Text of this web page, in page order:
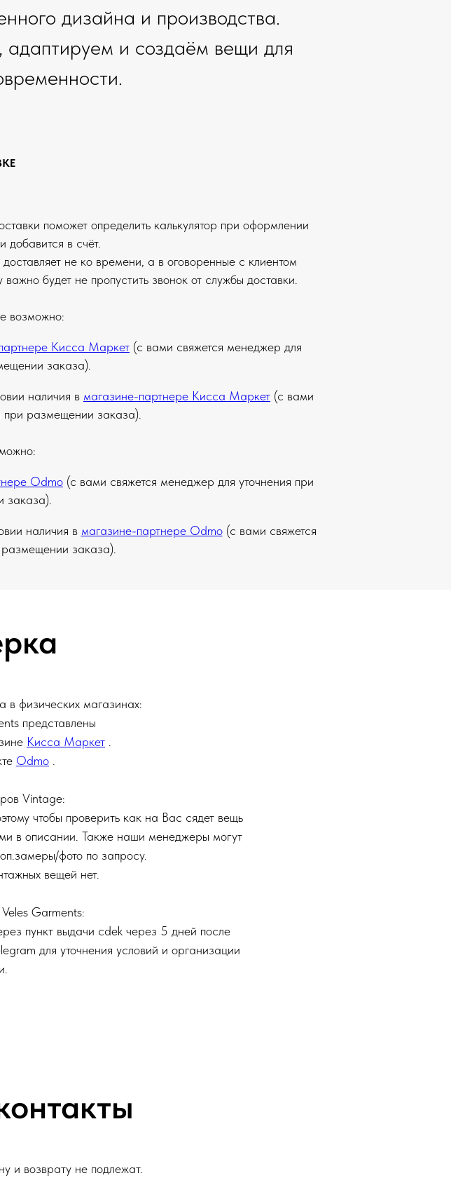
дизайна и производства.
адаптируем и создаём вещи для
поможет определить калькулятор при оформлении
добавится в счёт.
не ко времени, а в оговоренные с клиентом
будет не пропустить звонок от службы доставки.
возможно:
Кисса Маркет (с вами свяжется менеджер для
заказа).
наличия в магазине-партнере Кисса Маркет (с вами
при размещении заказа).
Odmo (с вами свяжется менеджер для уточнения при
заказа).
наличия в магазине-партнере Odmo(с вами свяжется
заказа).
физических магазинах:
представлены
Кисса Маркет
Odmo
Vintage:
чтобы проверить как на Вас сядет вещь
в описании. Также наши менеджеры могут
фото по запросу.
вещей нет.
Garments:
пункт выдачи cdek через 5 дней после
для уточнения условий и организации
и возврату не подлежат.